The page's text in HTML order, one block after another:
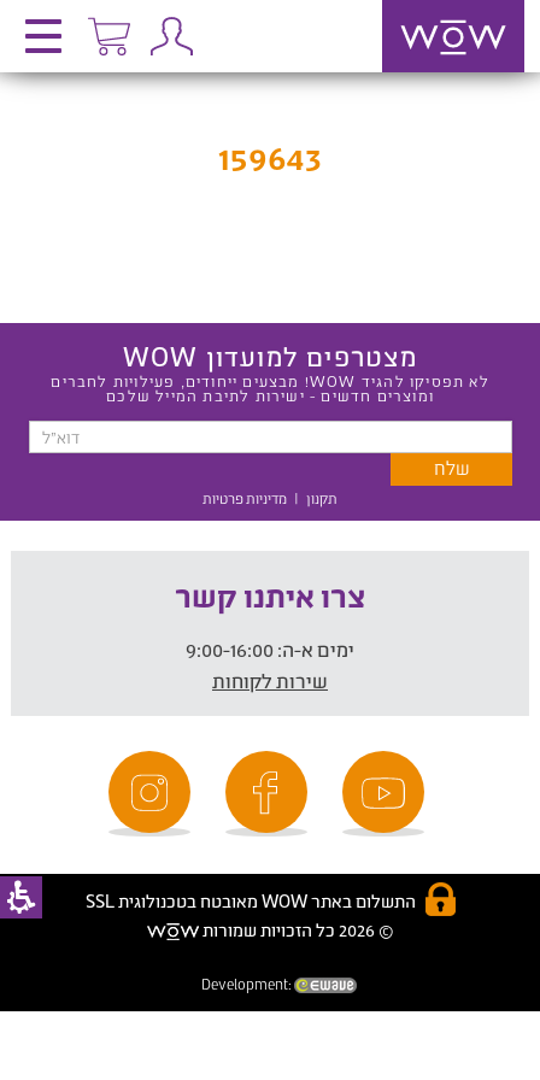
159643
מצטרפים למועדון WOW
לא תפסיקו להגיד WOW! מבצעים ייחודים, פעילויות לחברים
ומוצרים חדשים - ישירות לתיבת המייל שלכם
תקנון | מדיניות פרטיות
צרו איתנו קשר
ימים א-ה:
שירות לקוחות
התשלום באתר WOW מאובטח בטכנולוגית SSL
© 2026 כל הזכויות שמורות
Development: